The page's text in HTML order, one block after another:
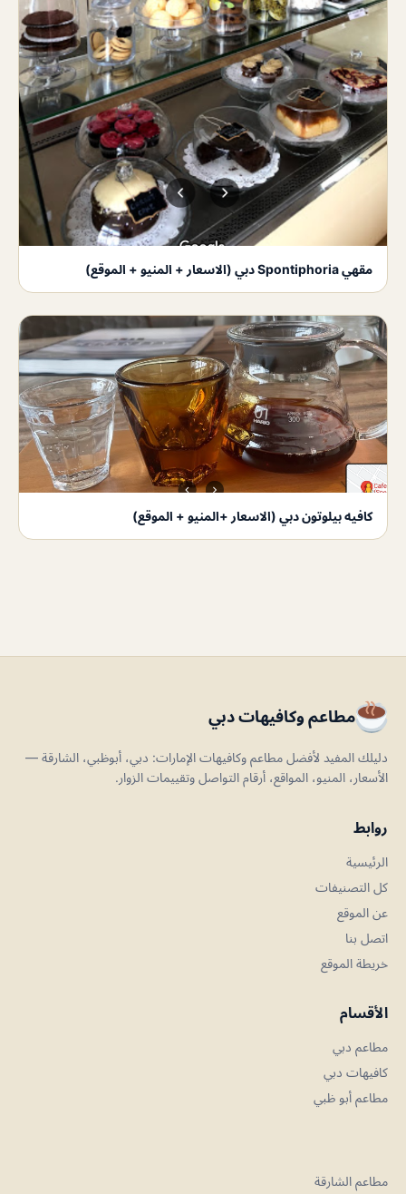
مقهي Spontiphoria دبي (الاسعار + المنيو + الموقع)
كافيه بيلوتون دبي (الاسعار +المنيو + الموقع)
مطاعم وكافيهات دبي
دليلك المفيد لأفضل مطاعم وكافيهات الإمارات: دبي، أبوظبي، الشارقة —
الأسعار، المنيو، المواقع، أرقام التواصل وتقييمات الزوار.
روابط
الرئيسية
كل التصنيفات
عن الموقع
اتصل بنا
خريطة الموقع
الأقسام
مطاعم دبي
كافيهات دبي
مطاعم أبو ظبي
مطاعم الشارقة